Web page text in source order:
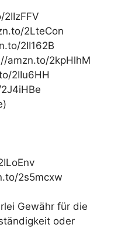
2LteCon
2II162B
amzn.to/2kpHlhM
2IIu6HH
2s5mcxw
Gewähr für die
oder